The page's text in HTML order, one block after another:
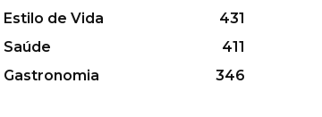
Estilo de Vida
431
Saúde
411
Gastronomia
346